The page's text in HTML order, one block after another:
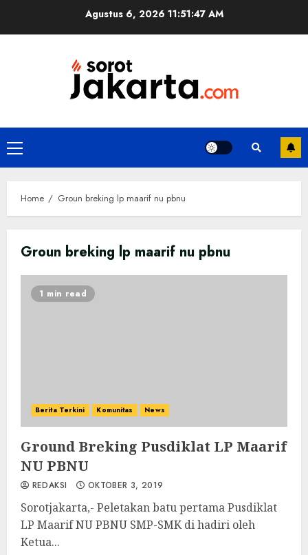
Agustus 6, 2026 11:51:48 AM
Primary
Menu
Home Groun breking lp maarif nu pbnu
Groun breking lp maarif nu pbnu
1 min read
Berita Terkini Komunitas News
Ground Breking Pusdiklat LP Maarif
NU PBNU
REDAKSI OKTOBER 3, 2019
Sorotjakarta,- Peletakan batu pertama Pusdiklat
LP Maarif NU PBNU SMP-SMK di hadiri oleh
Ketua...